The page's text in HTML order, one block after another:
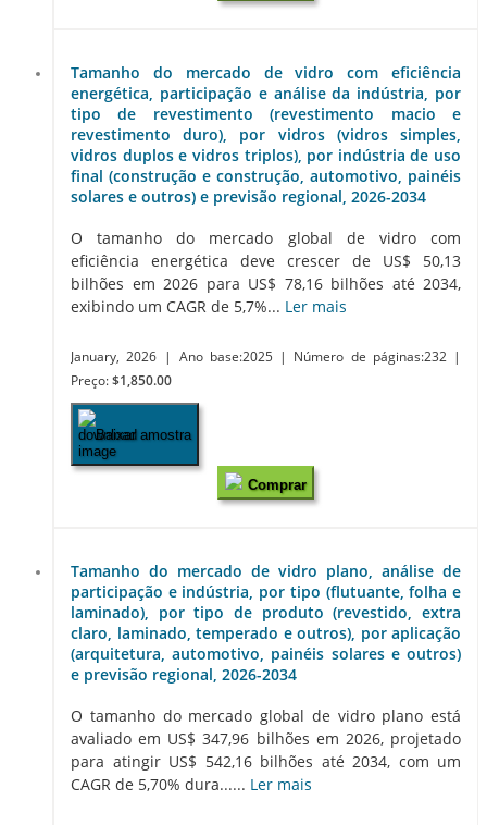
Tamanho do mercado de vidro com eficiência
energética, participação e análise da indústria, por
tipo de revestimento (revestimento macio e
revestimento duro), por vidros (vidros simples,
vidros duplos e vidros triplos), por indústria de uso
final (construção e construção, automotivo, painéis
solares e outros) e previsão regional, 2026-2034
O tamanho do mercado global de vidro com
eficiência energética deve crescer de US$ 50,13
bilhões em 2026 para US$ 78,16 bilhões até 2034,
exibindo um CAGR de 5,7%... Ler mais
January, 2026 | Ano base:2025 | Número de páginas:232 |
Preço: $1,850.00
Baixar amostra
Comprar
Tamanho do mercado de vidro plano, análise de
participação e indústria, por tipo (flutuante, folha e
laminado), por tipo de produto (revestido, extra
claro, laminado, temperado e outros), por aplicação
(arquitetura, automotivo, painéis solares e outros)
e previsão regional, 2026-2034
O tamanho do mercado global de vidro plano está
avaliado em US$ 347,96 bilhões em 2026, projetado
para atingir US$ 542,16 bilhões até 2034, com um
CAGR de 5,70% dura...... Ler mais